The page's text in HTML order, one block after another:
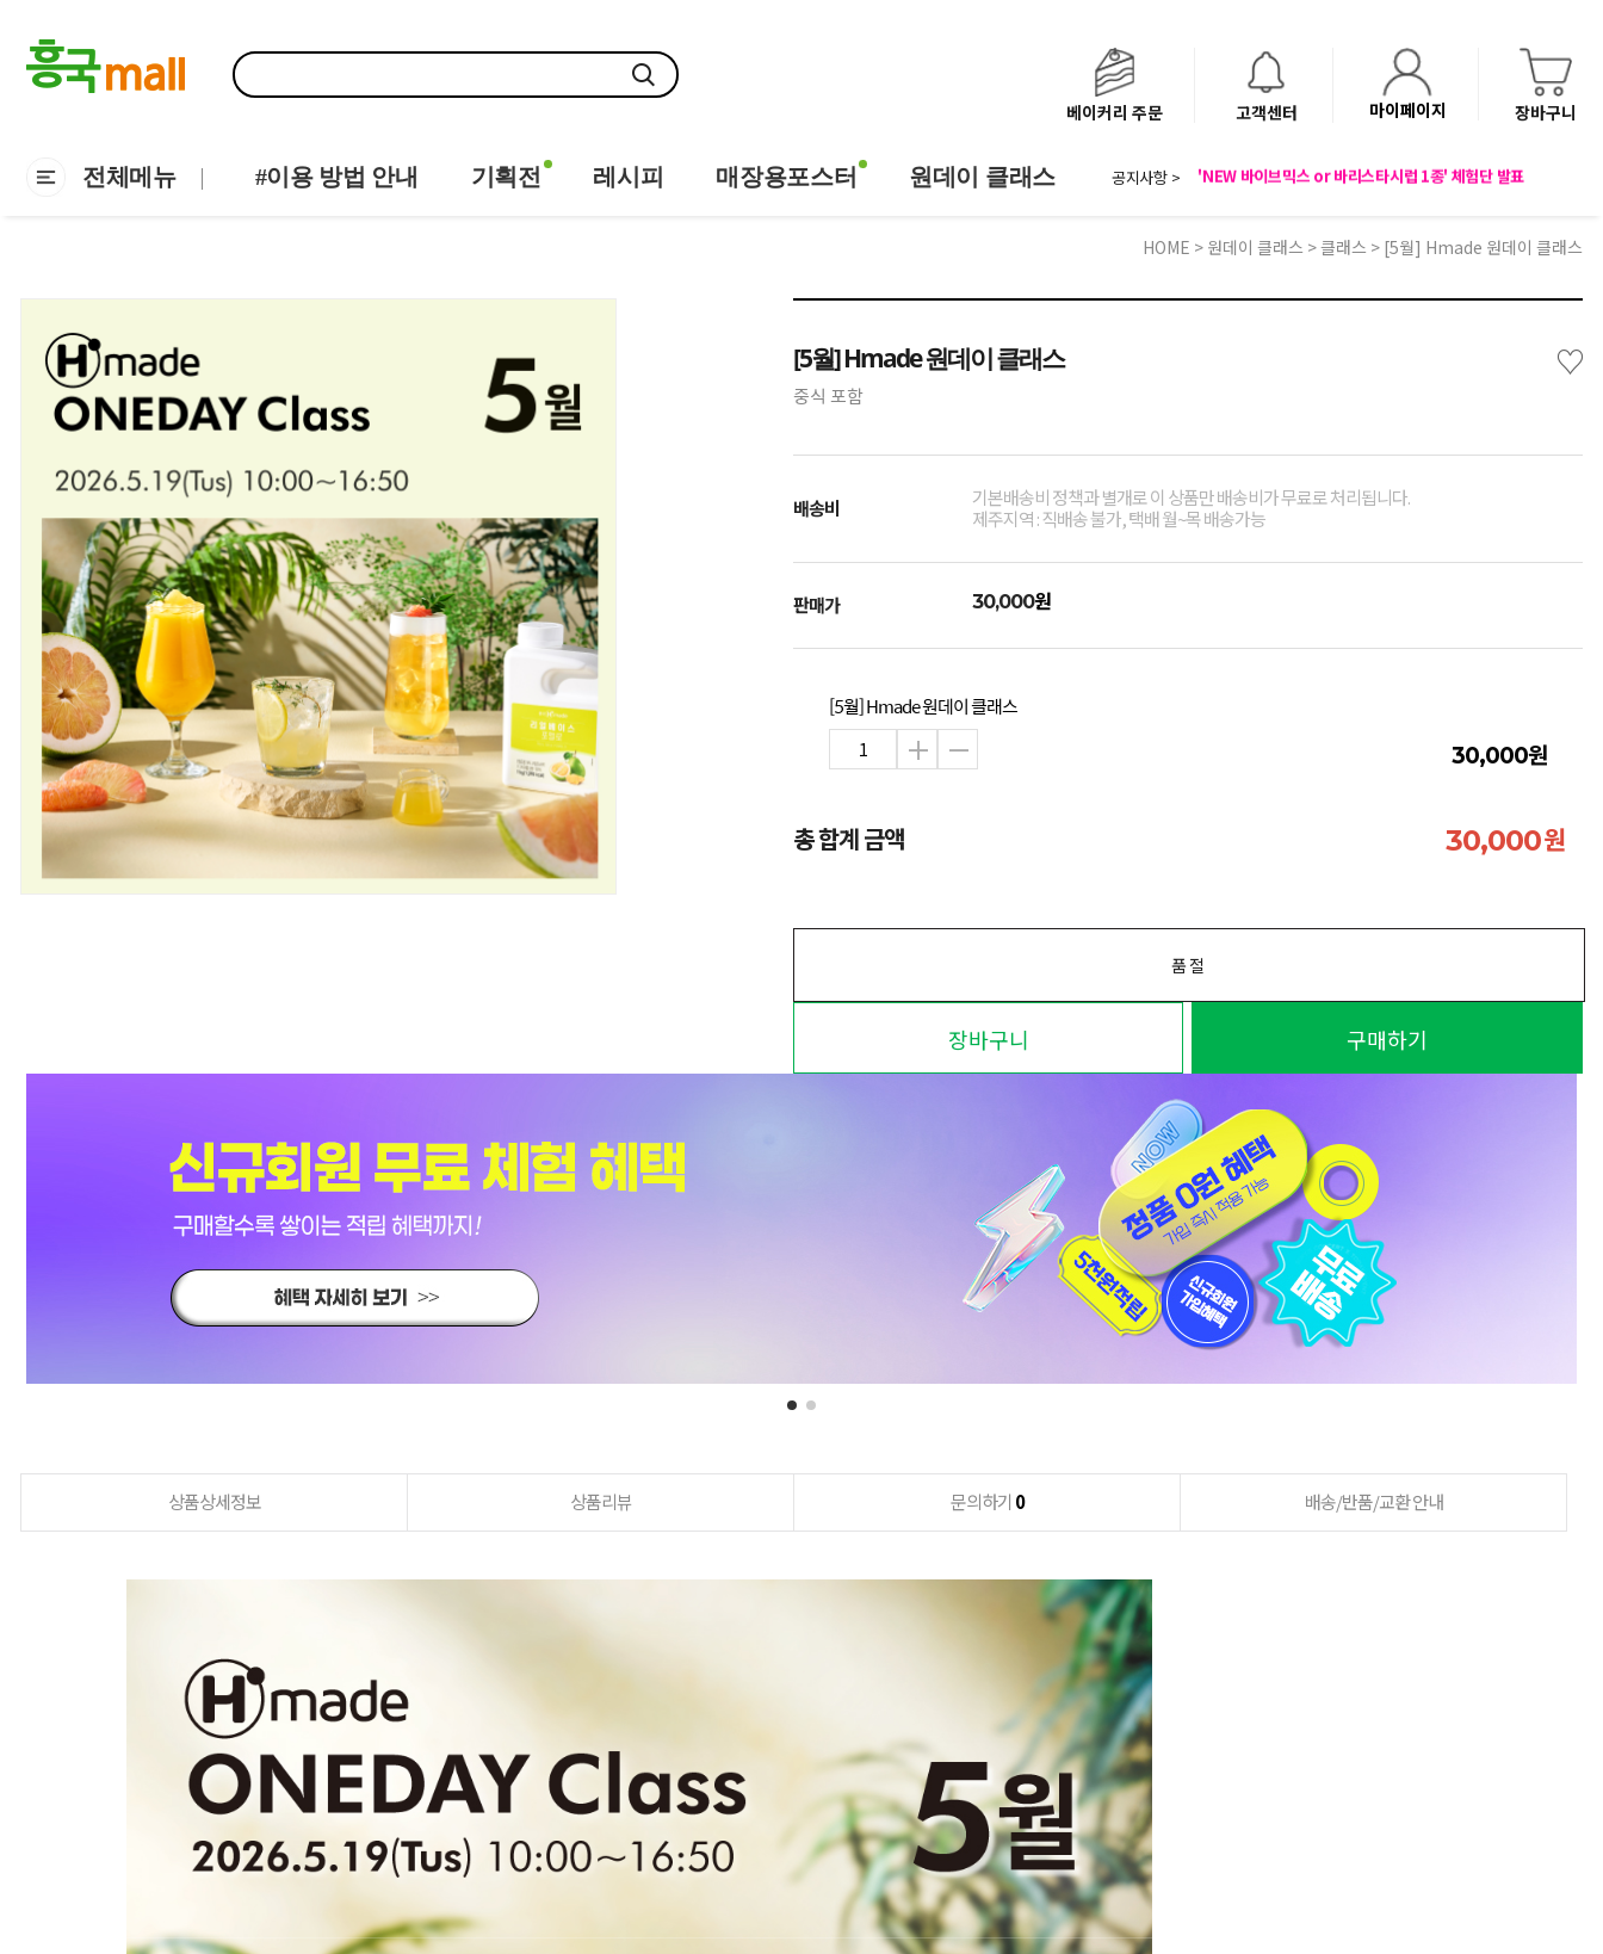
베이커리 주문 고객센터 마이페이지 장바구니
전체메뉴 #이용 방법 안내 기획전 레시피 매장용포스터 원데이 클래스 공지사항 >
8월 광복절 배송안내
HOME > 원데이 클래스 >클래스 > [5월] Hmade 원데이 클래스
[5월] Hmade 원데이 클래스 ♡
중식 포함
배송비
기본배송비 정책과 별개로 이 상품만 배송비가 무료로 처리됩니다.
제주지역 : 직배송 불가, 택배 월~목 배송가능
판매가 30,000원
[5월] Hmade 원데이 클래스
30,000원
총 합계 금액 30,000원
품절
장바구니 구매하기
상품상세정보 상품리뷰 문의하기 0 배송/반품/교환 안내